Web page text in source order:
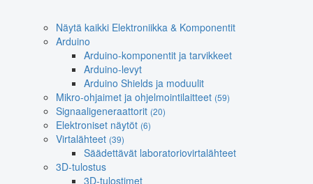
Näytä kaikki Elektroniikka & Komponentit
Arduino
Arduino-komponentit ja tarvikkeet
Arduino-levyt
Arduino Shields ja moduulit
Mikro-ohjaimet ja ohjelmointilaitteet (59)
Signaaligeneraattorit (20)
Elektroniset näytöt (6)
Virtalähteet (39)
Säädettävät laboratoriovirtalähteet
3D-tulostus
3D-tulostimet